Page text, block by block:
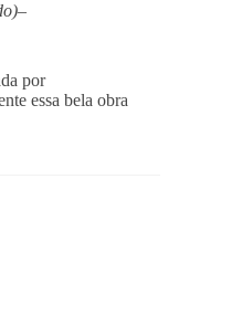
–
por
essa bela obra